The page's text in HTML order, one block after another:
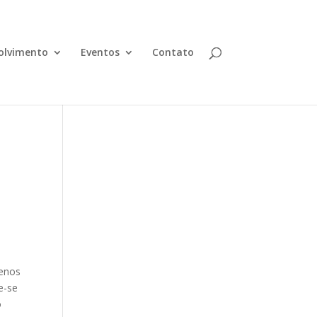
Eventos Contato
se